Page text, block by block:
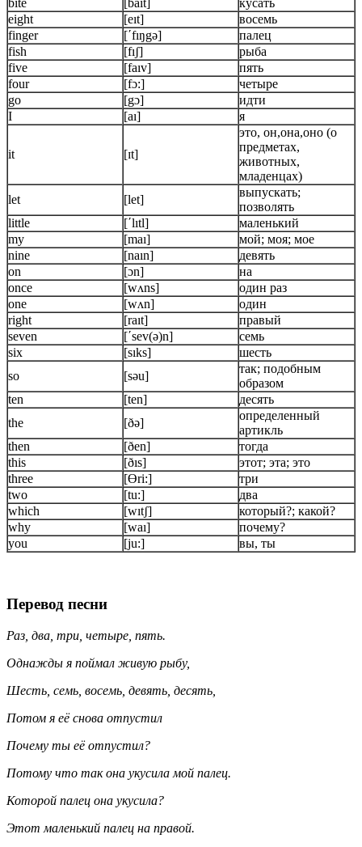
bite [baıt]
кусать
eight
[eıt]
восемь
finger
[ʹfıŋgǝ]
палец
fish
[fıʃ]
рыба
five
[faıv]
пять
four
[fɔ:]
четыре
go
[gɔ]
идти
I
[aı] я
it [ɪt]
это, он,она,оно (о
предметах,
животных,
младенцах)
let
[let]
выпускать;
позволять
little
[ʹlıtl]
маленький
my
[maı]
мой; моя; мое
nine
[naın]
девять
on
[ɔn]
на
once
[wʌns]
один раз
one
[wʌn]
один
right
[raıt]
правый
seven
[ʹsev(ǝ)n]
семь
six
[sıks]
шесть
so
[sǝu]
так; подобным
образом
ten
[ten]
десять
the
[ðǝ]
определенный
артикль
then
[ðen]
тогда
this
[ðıs]
этот; эта; это
three
[Өri:]
три
two
[tu:]
два
which
[wıtʃ]
который?; какой?
why
[waı]
почему?
you
[ju:] вы, ты
Перевод песни
Раз, два, три, четыре, пять.
Однажды я поймал живую рыбу,
Шесть, семь, восемь, девять, десять,
Потом я её снова отпустил
Почему ты её отпустил?
Потому что так она укусила мой палец.
Которой палец она укусила?
Этот маленький палец на правой.